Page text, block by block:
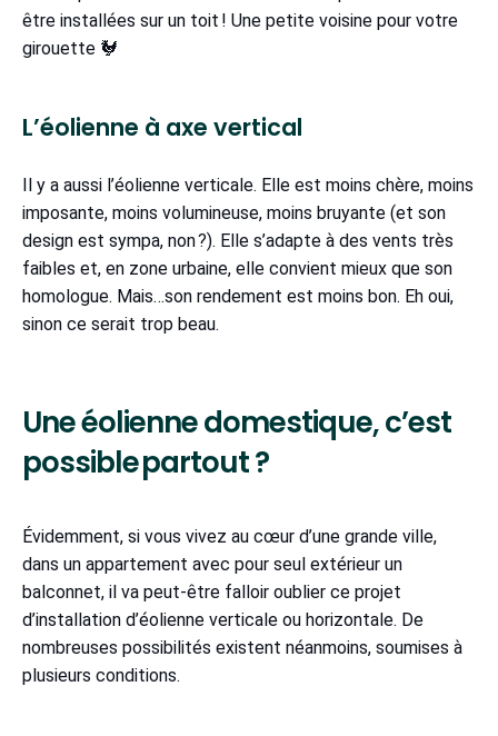
être installées sur un toit ! Une petite voisine pour votre
girouette 🐓
L’éolienne à axe vertical
Il y a aussi l’éolienne verticale. Elle est moins chère, moins
imposante, moins volumineuse, moins bruyante (et son
design est sympa, non ?). Elle s’adapte à des vents très
faibles et, en zone urbaine, elle convient mieux que son
homologue. Mais…son rendement est moins bon. Eh oui,
sinon ce serait trop beau.
Une éolienne domestique, c’est
possible partout ?
Évidemment, si vous vivez au cœur d’une grande ville,
dans un appartement avec pour seul extérieur un
balconnet, il va peut-être falloir oublier ce projet
d’installation d’éolienne verticale ou horizontale. De
nombreuses possibilités existent néanmoins, soumises à
plusieurs conditions.